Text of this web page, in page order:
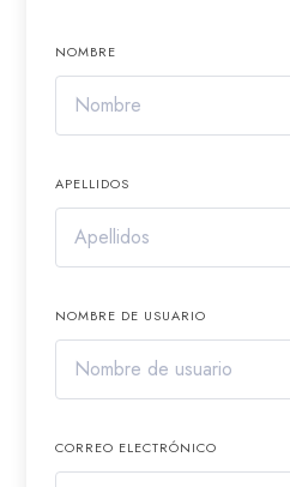
NOMBRE
APELLIDOS
NOMBRE DE USUARIO
CORREO ELECTRÓNICO